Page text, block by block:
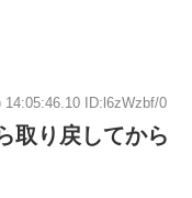
14:05:46.10 ID:l6zWzbf/0
取り戻してから